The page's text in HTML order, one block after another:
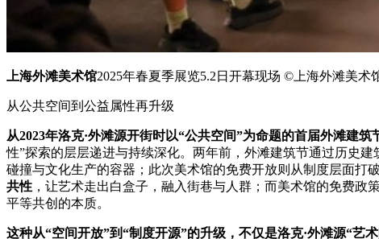
上海外滩美术馆2025年春夏季展览5.2日开幕现场 ©上海外滩美术
从公共空间到公益属性再升级
从2023年洛克·外滩源开街时以“公共空间”为命题的首届外滩建筑
性”探索的层层递进与持续深化。两年前，外滩建筑节通过历史
碰撞与文化生产的容器；此次美术馆的免费开放则从制度层面打
共性 ，让艺术走出白盒子，融入街巷与人群；而美术馆的免费政
平等共创的本质。
这种从“空间开放”到“制度开源”的升级，不仅是洛克·外滩源“艺